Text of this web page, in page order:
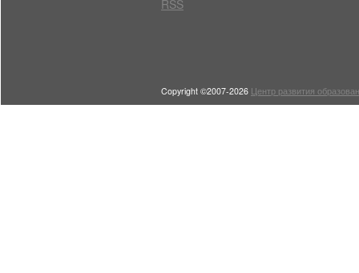
RSS
Copyright ©2007-2026 Центр развития